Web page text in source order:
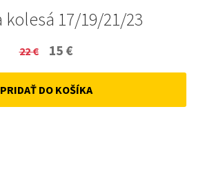
kolesá 17/19/21/23
22€
Original
price
was:
15 €
price
is:
PRIDAŤ DO KOŠÍKA